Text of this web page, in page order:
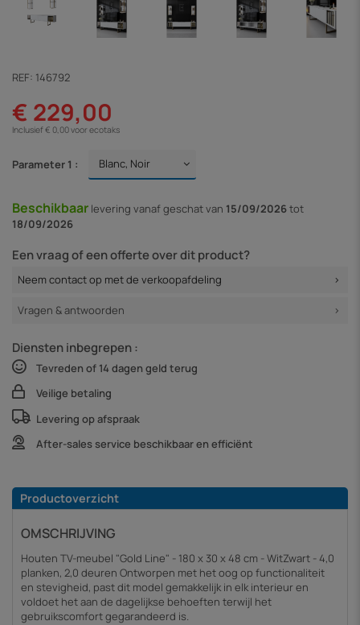
REF: 146792
€ 229,00
Inclusief € 0,00 voor ecotaks
Parameter 1 :
Beschikbaar levering vanafgeschat van 15/09/2026tot
18/09/2026
Een vraag of een offerte over dit product?
Neem contact op met de verkoopafdeling
Vragen & antwoorden
Diensten inbegrepen :
Tevreden of 14 dagen geld terug
Veilige betaling
Levering op afspraak
After-sales service beschikbaar en efficiënt
Productoverzicht
OMSCHRIJVING
Houten TV-meubel "Gold Line" - 180 x 30 x 48 cm - WitZwart - 4,0
planken, 2,0 deuren Ontworpen met het oog op functionaliteit
en stevigheid, past dit model gemakkelijk in elk interieur en
voldoet het aan de dagelijkse behoeften terwijl het
gebruikscomfort gegarandeerd is.